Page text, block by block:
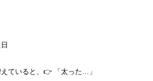
ていると、👉 「太った…」